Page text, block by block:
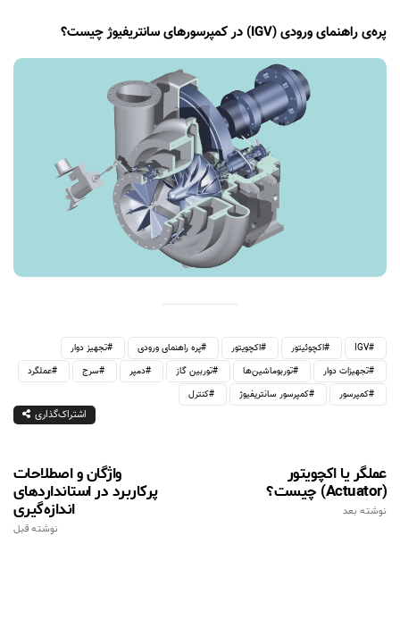
پره‌‌ی راهنمای ورودی (IGV) در کمپرسورهای سانتریفیوژ چیست؟
IGV اکچوئیتور اکچویتور پره راهنمای ورودی
تجهیز دوار
تجهیزات دوار
توربوماشین‌ها توربین گاز دمپر سرج
عملگرد
کمپرسور
کمپرسور سانتریفیوژ کنترل
اشتراک‌گذاری
واژگان و اصطلاحات
پرکاربرد در استانداردهای
اندازه‌گیری
نوشته قبل
عملگر یا اکچویتور
(Actuator) چیست؟
نوشته بعد